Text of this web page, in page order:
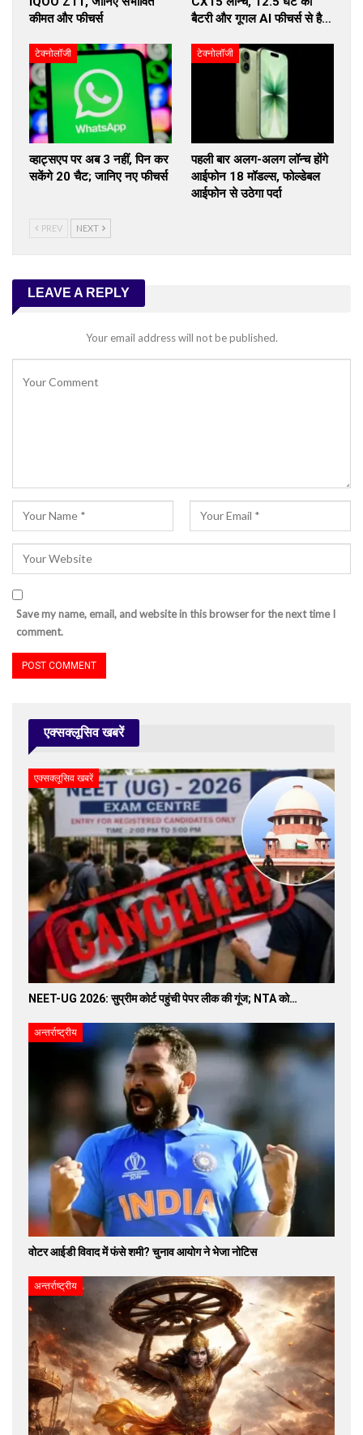
कीमत और फीचर्स
बैटरी और गूगल AI फीचर्स से है…
टेक्नोलॉजी
व्हाट्सएप पर अब 3 नहीं, पिन कर
सकेंगे 20 चैट; जानिए नए फीचर्स
टेक्नोलॉजी
पहली बार अलग-अलग लॉन्च होंगे
आईफोन 18 मॉडल्स, फोल्डेबल
आईफोन से उठेगा पर्दा
PREV NEXT
LEAVE A REPLY
Your email address will not be published.
Save my name, email, and website in this browser for the next time I
comment.
एक्सक्लूसिव खबरें
एक्सक्लूसिव खबरें
NEET-UG 2026: सुप्रीम कोर्ट पहुंची पेपर लीक की गूंज; NTA को…
अन्तर्राष्ट्रीय
वोटर आईडी विवाद में फंसे शमी? चुनाव आयोग ने भेजा नोटिस
अन्तर्राष्ट्रीय